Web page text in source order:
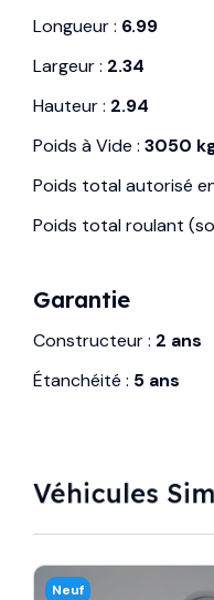
Longueur : 6.99
Largeur : 2.34
Hauteur : 2.94
Poids à Vide : 3050
Poids total autorisé
Poids total roulant
Garantie
Constructeur : 2 ans
Étanchéité : 5 ans
Véhicules
Neuf